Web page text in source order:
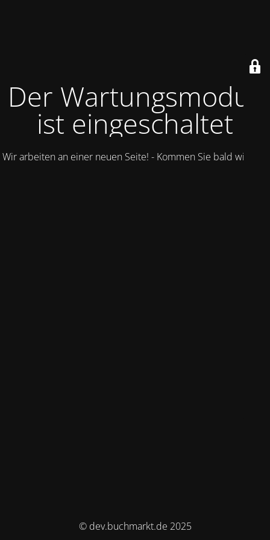
Der Wartungsmodus
ist eingeschaltet
Wir arbeiten an einer neuen Seite! - Kommen Sie bald wieder.
© dev.buchmarkt.de 2025